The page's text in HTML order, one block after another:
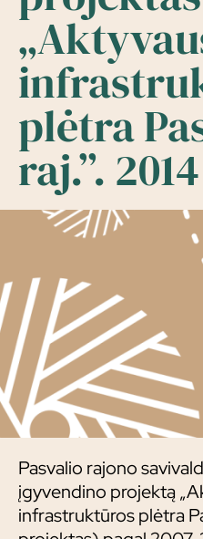
plėtra
raj.”.
Pasvalio rajono
įgyvendino projektą
infrastruktūros plėtra